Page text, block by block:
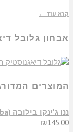
קרא עוד ←
אבחון גלובל
המוצרים
​ננו ג'ינקו בילובה (Nano Ginkgo Biloba)
₪145.00